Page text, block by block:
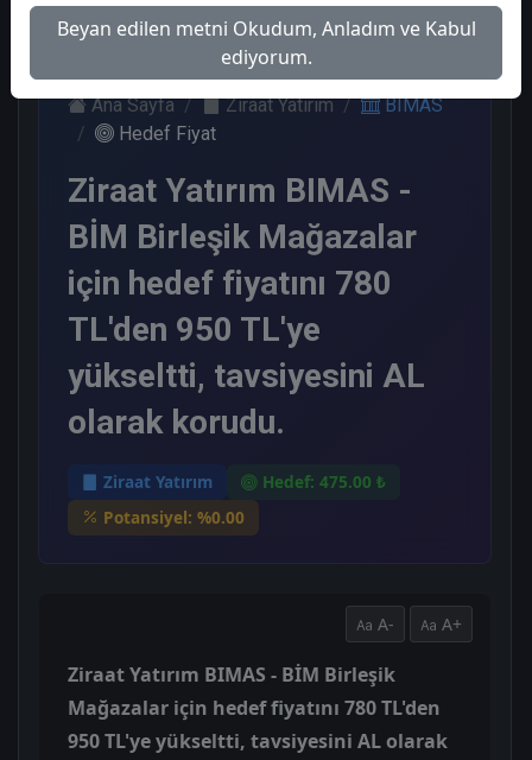
Perşembe, 12 Mart 2026
Ana Sayfa Ziraat Yatırım
BIMAS
Hedef Fiyat
Ziraat Yatırım BIMAS -
BİM Birleşik Mağazalar
için hedef fiyatını 780
TL'den 950 TL'ye
yükseltti, tavsiyesini AL
olarak korudu.
Ziraat Yatırım
Hedef: 475.00 ₺
Potansiyel: %0.00
A- A+
Ziraat Yatırım BIMAS - BİM Birleşik
Mağazalar için hedef fiyatını 780 TL'den
950 TL'ye yükseltti, tavsiyesini AL olarak
Beyan edilen metni Okudum, Anladım ve Kabul
ediyorum.